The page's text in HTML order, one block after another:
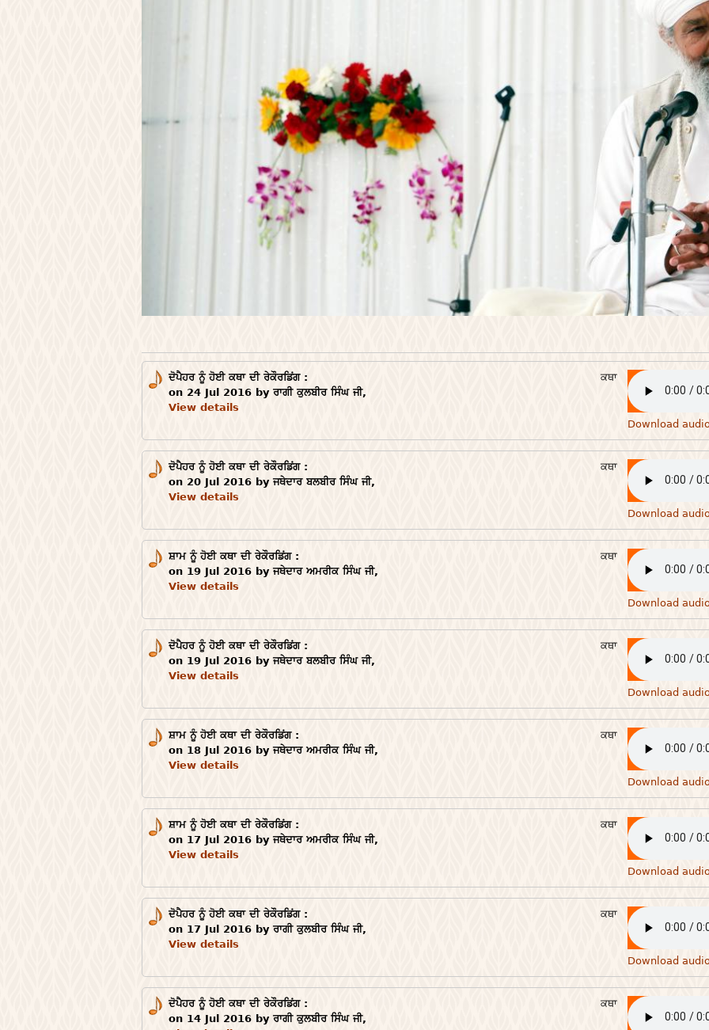
ਦੋਪੈਹਰ ਨੂੰ ਹੋਈ ਕਥਾ ਦੀ ਰੇਕੌਰਡਿਂਗ :
on 24 Jul 2016 by ਰਾਗੀ ਕੁਲਬੀਰ ਸਿੰਘ ਜੀ,
View details
Download
ਕਥਾ
ਦੋਪੈਹਰ ਨੂੰ ਹੋਈ ਕਥਾ ਦੀ ਰੇਕੌਰਡਿਂਗ :
on 20 Jul 2016 by ਜਥੇਦਾਰ ਬਲਬੀਰ ਸਿੰਘ ਜੀ,
View details
Download
ਕਥਾ
ਸ਼ਾਮ ਨੂੰ ਹੋਈ ਕਥਾ ਦੀ ਰੇਕੌਰਡਿਂਗ :
on 19 Jul 2016 by ਜਥੇਦਾਰ ਅਮਰੀਕ ਸਿੰਘ ਜੀ,
View details
Download
ਕਥਾ
ਦੋਪੈਹਰ ਨੂੰ ਹੋਈ ਕਥਾ ਦੀ ਰੇਕੌਰਡਿਂਗ :
on 19 Jul 2016 by ਜਥੇਦਾਰ ਬਲਬੀਰ ਸਿੰਘ ਜੀ,
View details
Download
ਕਥਾ
ਸ਼ਾਮ ਨੂੰ ਹੋਈ ਕਥਾ ਦੀ ਰੇਕੌਰਡਿਂਗ :
on 18 Jul 2016 by ਜਥੇਦਾਰ ਅਮਰੀਕ ਸਿੰਘ ਜੀ,
View details
Download
ਕਥਾ
ਸ਼ਾਮ ਨੂੰ ਹੋਈ ਕਥਾ ਦੀ ਰੇਕੌਰਡਿਂਗ :
on 17 Jul 2016 by ਜਥੇਦਾਰ ਅਮਰੀਕ ਸਿੰਘ ਜੀ,
View details
Download
ਕਥਾ
ਦੋਪੈਹਰ ਨੂੰ ਹੋਈ ਕਥਾ ਦੀ ਰੇਕੌਰਡਿਂਗ :
on 17 Jul 2016 by ਰਾਗੀ ਕੁਲਬੀਰ ਸਿੰਘ ਜੀ,
View details
Download
ਕਥਾ
ਦੋਪੈਹਰ ਨੂੰ ਹੋਈ ਕਥਾ ਦੀ ਰੇਕੌਰਡਿਂਗ :
on 14 Jul 2016 by ਰਾਗੀ ਕੁਲਬੀਰ ਸਿੰਘ ਜੀ,
ਕਥਾ